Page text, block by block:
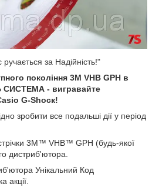
за Надійність!"
покоління 3M VHB GPH в
СИСТЕМА - вигравайте
G-Ѕһоск!
зробити все подальші дії у період
3M™ VHB™ GPH (будь-якої
дистриб'ютора.
Унікальний Код
акції.